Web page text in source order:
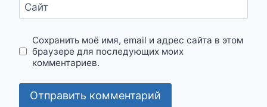
Сайт
Сохранить моё имя, email и адрес сайта в этом
браузере для последующих моих
комментариев.